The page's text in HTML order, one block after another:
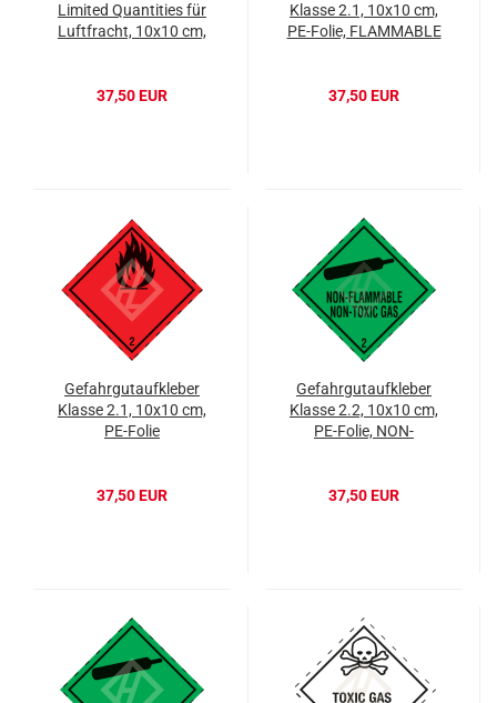
Limited Quantities für
Luftfracht, 10x10 cm,
37,50 EUR
Klasse 2.1, 10x10 cm,
PE-Folie, FLAMMABLE
37,50 EUR
Gefahrgutaufkleber
Klasse 2.1, 10x10 cm,
PE-Folie
37,50 EUR
Gefahrgutaufkleber
Klasse 2.2, 10x10 cm,
PE-Folie, NON-
37,50 EUR